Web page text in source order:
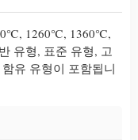
1260℃, 1360℃,
유형, 표준 유형, 고
유 유형이 포함됩니